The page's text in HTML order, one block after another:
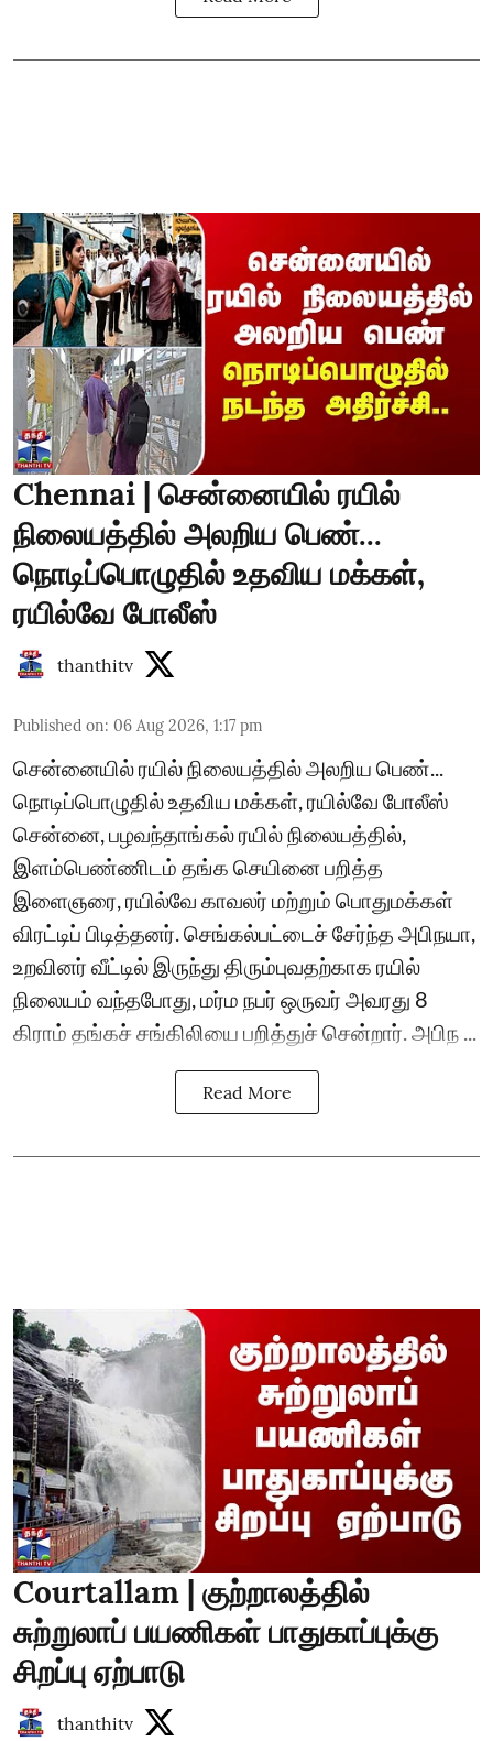
Chennai | சென்னையில் ரயில்
நிலையத்தில் அலறிய பெண்...
நொடிப்பொழுதில் உதவிய மக்கள்,
ரயில்வே போலீஸ்
thanthitv
Published on: 06 Aug 2026, 1:17 pm
சென்னையில் ரயில் நிலையத்தில் அலறிய பெண்...
நொடிப்பொழுதில் உதவிய மக்கள், ரயில்வே போலீஸ்
சென்னை, பழவந்தாங்கல் ரயில் நிலையத்தில்,
இளம்பெண்ணிடம் தங்க செயினை பறித்த
இளைஞரை, ரயில்வே காவலர் மற்றும் பொதுமக்கள்
விரட்டிப் பிடித்தனர். செங்கல்பட்டைச் சேர்ந்த அபிநயா,
உறவினர் வீட்டில் இருந்து திரும்புவதற்காக ரயில்
நிலையம் வந்தபோது, மர்ம நபர் ஒருவர் அவரது 8
கிராம் தங்கச் சங்கிலியை பறித்துச் சென்றார். அபிந ...
Read More
Courtallam | குற்றாலத்தில்
சுற்றுலாப் பயணிகள் பாதுகாப்புக்கு
சிறப்பு ஏற்பாடு
thanthitv